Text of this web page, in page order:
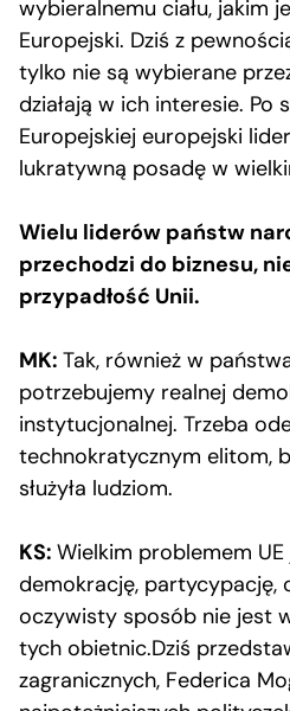
wybieralnemu ciału, jakim
Europejski. Dziś z
tylko nie są wybierane
działają w ich interesie. Po
Europejskiej europejski
lukratywną posadę w
Wielu liderów państw
przechodzi do biznesu,
przypadłość Unii.
MK: Tak, również w
potrzebujemy realnej
instytucjonalnej. Trzeba
technokratycznym elitom,
służyła ludziom.
KS: Wielkim problemem
demokrację, partycypację,
oczywisty sposób nie jest
tych obietnic.Dziś
zagranicznych, Federica